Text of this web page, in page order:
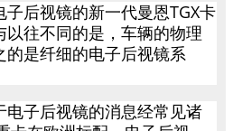
后视镜的新一代曼恩TGX卡
往不同的是，车辆的物理
的是纤细的电子后视镜系
电子后视镜的消息经常见诸